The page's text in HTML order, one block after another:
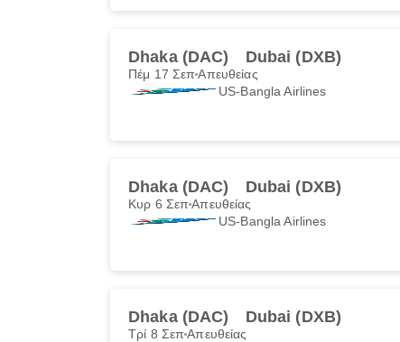
Dhaka (DAC) Dubai (DXB)
Πέμ 17 ΣεπΑπευθείας
US-Bangla Airlines
Dhaka (DAC) Dubai (DXB)
Κυρ 6 ΣεπΑπευθείας
US-Bangla Airlines
Dhaka (DAC) Dubai (DXB)
Τρί 8 ΣεπΑπευθείας